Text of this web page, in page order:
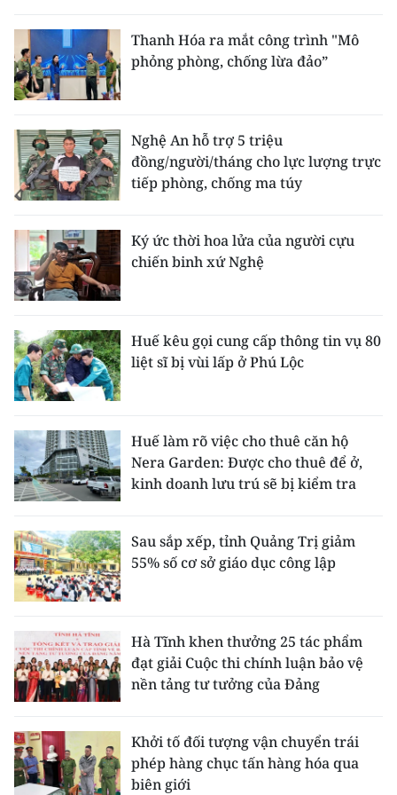
Thanh Hóa ra mắt công trình "Mô
phỏng phòng, chống lừa đảo”
Nghệ An hỗ trợ 5 triệu
đồng/người/tháng cho lực lượng trực
tiếp phòng, chống ma túy
Ký ức thời hoa lửa của người cựu
chiến binh xứ Nghệ
Huế kêu gọi cung cấp thông tin vụ 80
liệt sĩ bị vùi lấp ở Phú Lộc
Huế làm rõ việc cho thuê căn hộ
Nera Garden: Được cho thuê để ở,
kinh doanh lưu trú sẽ bị kiểm tra
Sau sắp xếp, tỉnh Quảng Trị giảm
55% số cơ sở giáo dục công lập
Hà Tĩnh khen thưởng 25 tác phẩm
đạt giải Cuộc thi chính luận bảo vệ
nền tảng tư tưởng của Đảng
Khởi tố đối tượng vận chuyển trái
phép hàng chục tấn hàng hóa qua
biên giới